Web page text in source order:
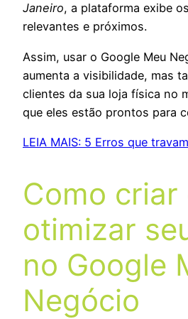
Janeiro, a plataforma exibe
relevantes e próximos.
Assim, usar o Google Meu
aumenta a visibilidade, mas
clientes da sua loja física no
que eles estão prontos para
LEIA MAIS: 5 Erros que
Como criar
otimizar
no Google
Negócio